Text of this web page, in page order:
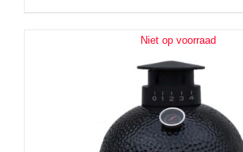
Niet op voorraad